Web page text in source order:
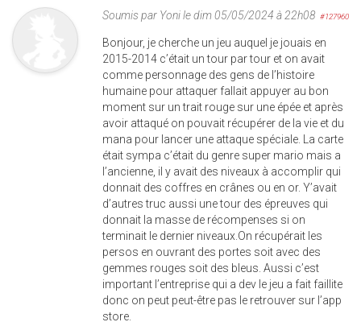
Soumis par Yonile dim 05/05/2024 à 22h08 #127960
Bonjour, je cherche un jeu auquel je jouais en
2015-2014 c’était un tour par tour et on avait
comme personnage des gens de l’histoire
humaine pour attaquer fallait appuyer au bon
moment sur un trait rouge sur une épée et après
avoir attaqué on pouvait récupérer de la vie et du
mana pour lancer une attaque spéciale. La carte
était sympa c’était du genre super mario mais a
l’ancienne, il y avait des niveaux à accomplir qui
donnait des coffres en crânes ou en or. Y’avait
d’autres truc aussi une tour des épreuves qui
donnait la masse de récompenses si on
terminait le dernier niveaux.On récupérait les
persos en ouvrant des portes soit avec des
gemmes rouges soit des bleus. Aussi c’est
important l’entreprise qui a dev le jeu a fait faillite
donc on peut peut-être pas le retrouver sur l’app
store.